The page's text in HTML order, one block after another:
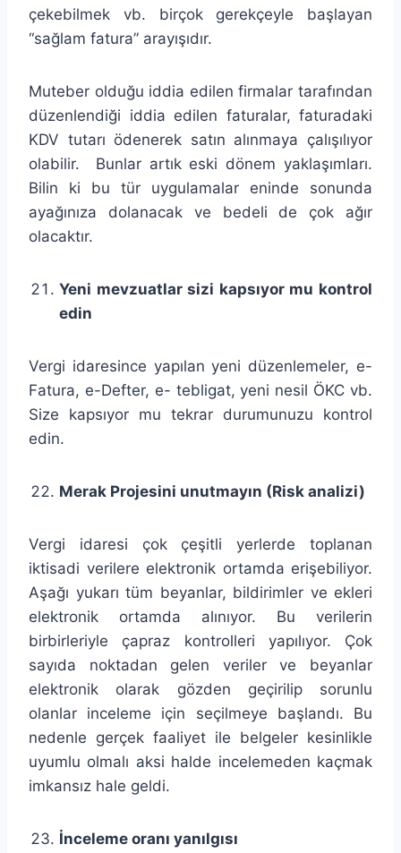
çekebilmek vb. birçok gerekçeyle başlayan
“sağlam fatura” arayışıdır.
Muteber olduğu iddia edilen firmalar tarafından
düzenlendiği iddia edilen faturalar, faturadaki
KDV tutarı ödenerek satın alınmaya çalışılıyor
olabilir. Bunlar artık eski dönem yaklaşımları.
Bilin ki bu tür uygulamalar eninde sonunda
ayağınıza dolanacak ve bedeli de çok ağır
olacaktır.
Yeni mevzuatlar sizi kapsıyor mu kontrol
edin
Vergi idaresince yapılan yeni düzenlemeler, e-
Fatura, e-Defter, e- tebligat, yeni nesil ÖKC vb.
Size kapsıyor mu tekrar durumunuzu kontrol
edin.
Merak Projesini unutmayın (Risk analizi)
Vergi idaresi çok çeşitli yerlerde toplanan
iktisadi verilere elektronik ortamda erişebiliyor.
Aşağı yukarı tüm beyanlar, bildirimler ve ekleri
elektronik ortamda alınıyor. Bu verilerin
birbirleriyle çapraz kontrolleri yapılıyor. Çok
sayıda noktadan gelen veriler ve beyanlar
elektronik olarak gözden geçirilip sorunlu
olanlar inceleme için seçilmeye başlandı. Bu
nedenle gerçek faaliyet ile belgeler kesinlikle
uyumlu olmalı aksi halde incelemeden kaçmak
imkansız hale geldi.
İnceleme oranı yanılgısı